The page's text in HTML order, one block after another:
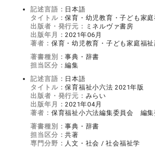
記述言語： 日本語
タイトル：保育・幼児教育・子ども家
出版者・発行元： ミネルヴァ書房
出版年月： 2021年06月
著者： 保育・幼児教育・子ども家庭福
著書種別：事典・辞書
担当区分：編集
記述言語： 日本語
タイトル：保育福祉小六法 2021年版
出版者・発行元： みらい
出版年月： 2021年04月
著者： 保育福祉小六法編集委員会 編集
著書種別：事典・辞書
担当区分：共著
専門分野： 人文・社会 / 社会福祉学